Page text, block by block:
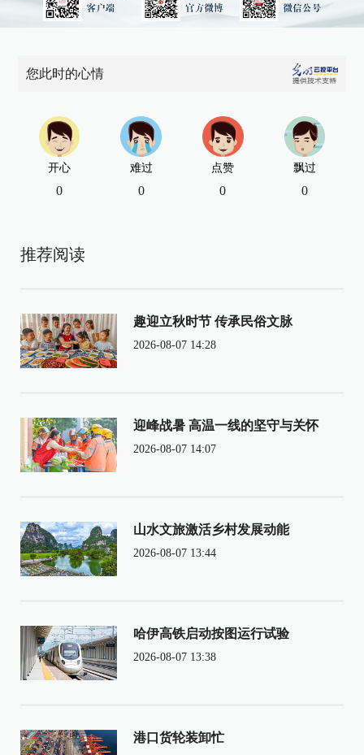
您此时的心情
开心
0
难过
0
点赞
0
飘过
0
推荐阅读
趣迎立秋时节 传承民俗文脉
2026-08-07 14:28
迎峰战暑 高温一线的坚守与关怀
2026-08-07 14:07
山水文旅激活乡村发展动能
2026-08-07 13:44
哈伊高铁启动按图运行试验
2026-08-07 13:38
港口货轮装卸忙